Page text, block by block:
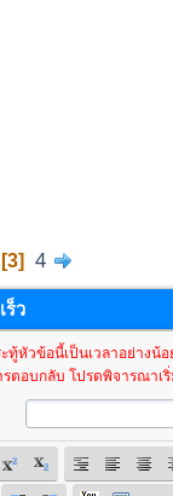
3 4
ร็ว
ทู้หัวข้อนี้เป็นเวลาอย่างน้
ตอบกลับ โปรดพิจารณาเ